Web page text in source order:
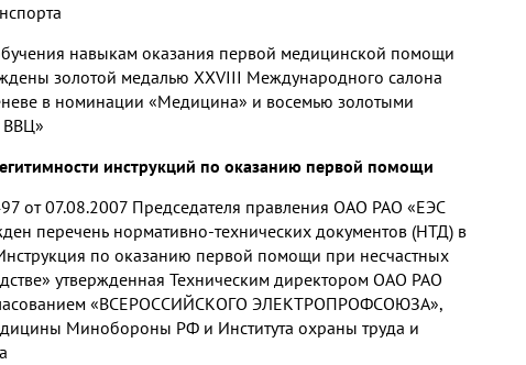
навыкам оказания первой медицинской помощи
золотой медалью XXVIII Международного салона
в номинации «Медицина» и восемью золотыми
ВВЦ»
инструкций по оказанию первой помощи
от 07.08.2007 Председателя правления ОАО РАО «ЕЭС
перечень нормативно-технических документов (НТД) в
по оказанию первой помощи при несчастных
утвержденная Техническим директором ОАО РАО
«ВСЕРОССИЙСКОГО ЭЛЕКТРОПРОФСОЮЗА»,
Минобороны РФ и Института охраны труда и